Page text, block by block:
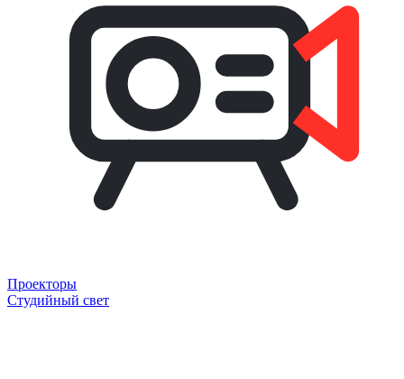
Проекторы
Студийный свет